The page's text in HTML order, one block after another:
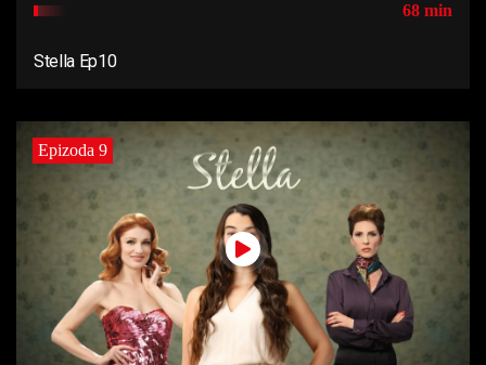
68 min
Stella Ep10
Epizoda 9